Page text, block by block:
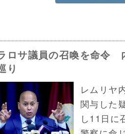
ロサ議員の召喚を命令
り
レムリヤ
関与した
し11日に